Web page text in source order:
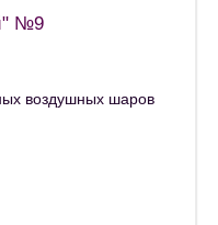
№9
воздушных шаров